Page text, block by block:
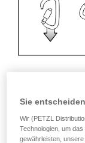
Zubehör
Sie
Wir (PETZL
Technologien, um
gewährleisten,